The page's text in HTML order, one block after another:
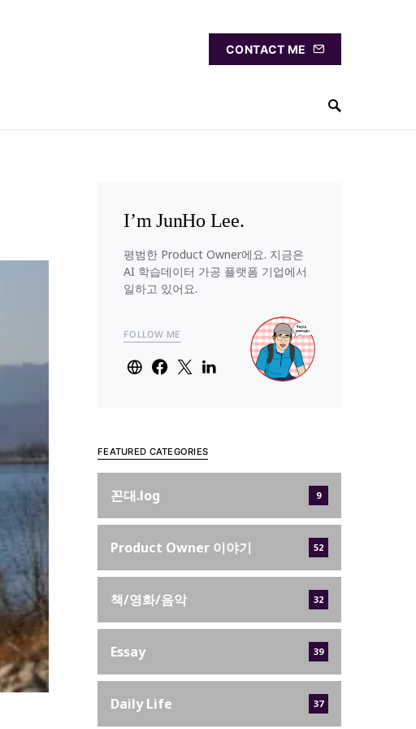
CONTACT ME
I’m JunHo Lee.
평범한 Product Owner에요. 지금은
AI 학습데이터 가공 플랫폼 기업에서
일하고 있어요.
FOLLOW ME
FEATURED CATEGORIES
꼰대.log 9
Product Owner 이야기 52
책/영화/음악 32
Essay 39
Daily Life 37